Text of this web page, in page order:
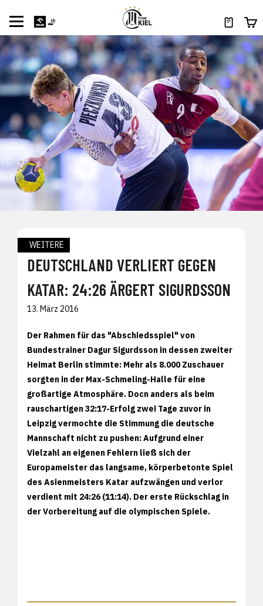
WEITERE
DEUTSCHLAND VERLIERT GEGEN
KATAR: 24:26 ÄRGERT SIGURDSSON
13. März 2016
Der Rahmen für das "Abschiedsspiel" von
Bundestrainer Dagur Sigurdsson in dessen zweiter
Heimat Berlin stimmte: Mehr als 8.000 Zuschauer
sorgten in der Max-Schmeling-Halle für eine
großartige Atmosphäre. Docn anders als beim
rauschartigen 32:17-Erfolg zwei Tage zuvor in
Leipzig vermochte die Stimmung die deutsche
Mannschaft nicht zu pushen: Aufgrund einer
Vielzahl an eigenen Fehlern ließ sich der
Europameister das langsame, körperbetonte Spiel
des Asienmeisters Katar aufzwängen und verlor
verdient mit 24:26 (11:14). Der erste Rückschlag in
der Vorbereitung auf die olympischen Spiele.